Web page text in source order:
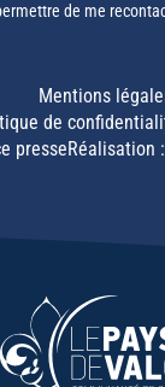
de me
Mentions
de
presseRéalisation :